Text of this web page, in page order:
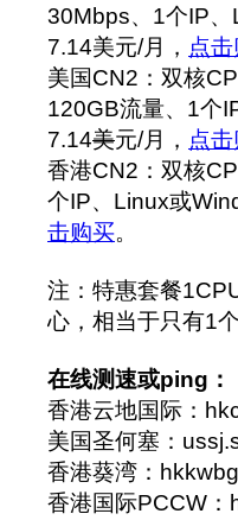
30Mbps、1个IP
7.14美元/月， 点
美国CN2：双核
120GB流量、1个
7.14美元/月， 点
香港CN2：双核
个IP、Linux或
击购买。
注：特惠套餐
心，相当于只有1
在线测速或ping：
香港云地国际：
美国圣何塞：
香港葵湾：
香港国际PCCW